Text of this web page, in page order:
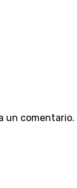
un comentario.